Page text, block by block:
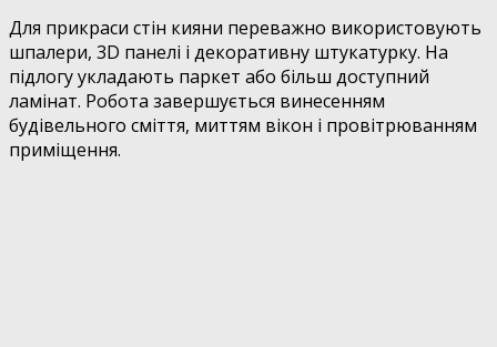
Для прикраси стін кияни переважно використовують
шпалери, 3D панелі і декоративну штукатурку. На
підлогу укладають паркет або більш доступний
ламінат. Робота завершується винесенням
будівельного сміття, миттям вікон і провітрюванням
приміщення.